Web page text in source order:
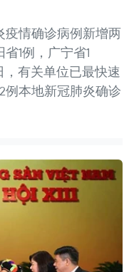
疫情确诊病例新增两
1例，广宁省1
有关单位已最快速
例本地新冠肺炎确诊